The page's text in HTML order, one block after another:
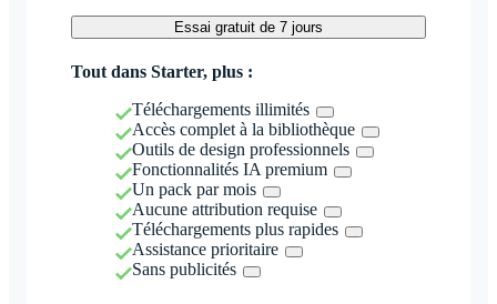
Essai gratuit de 7 jours
Tout dans Starter, plus :
Téléchargements illimités
Accès complet à la bibliothèque
Outils de design professionnels
Fonctionnalités IA premium
Un pack par mois
Aucune attribution requise
Téléchargements plus rapides
Assistance prioritaire
Sans publicités